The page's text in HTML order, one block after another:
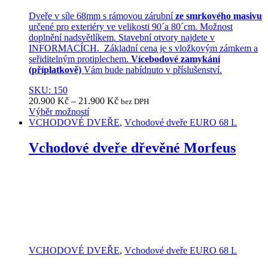
Dveře v síle 68mm s rámovou zárubníze smrkového masivu
určené pro exteriéry ve velikosti 90´a 80´cm. Možnost
doplnění nadsvětlíkem. Stavební otvory najdete v
INFORMACÍCH. Základní cena je s vložkovým zámkem a
seřiditelným protiplechem. Vícebodové zamykání
(příplatkově) Vám bude nabídnuto v příslušenství.
SKU: 150
20.900 Kč – 21.900 Kč bez DPH
Výběr možností
This
has
multiple
product
VCHODOVÉ DVEŘE, Vchodové dveře EURO 68 L
Vchodové dveře dřevěné Morfeus
VCHODOVÉ DVEŘE, Vchodové dveře EURO 68 L